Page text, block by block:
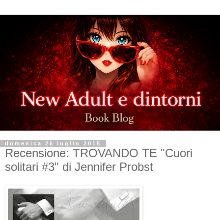
domenica 26 luglio 2015
Recensione: TROVANDO TE "Cuori
solitari #3" di Jennifer Probst